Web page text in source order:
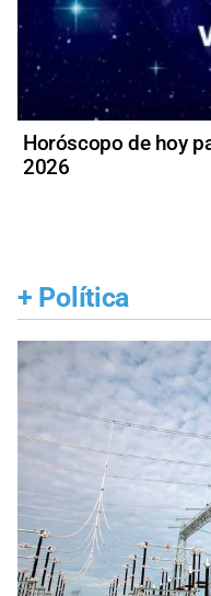
Horóscopo de hoy
2026
+ Política